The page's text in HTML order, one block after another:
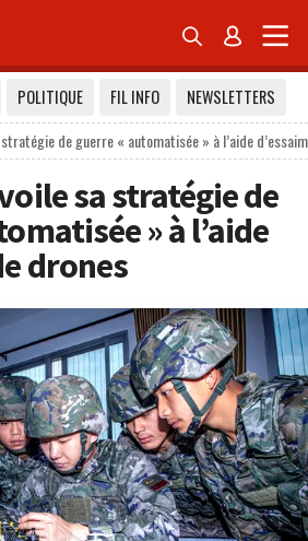
 
POLITIQUE FIL INFO
NEWSLETTERS
de guerre « automatisée » à l’aide
sa stratégie de
» à l’aide
drones